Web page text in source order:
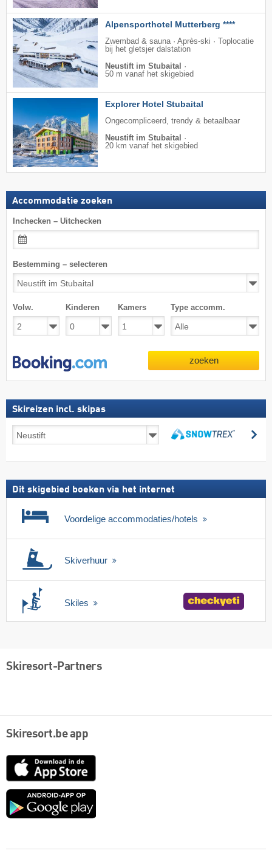
Alpensporthotel Mutterberg ****
Zwembad & sauna · Après-ski · Toplocatie
bij het gletsjer dalstation
Neustift im Stubaital ·
50 m vanaf het skigebied
Explorer Hotel Stubaital
Ongecompliceerd, trendy & betaalbaar
Neustift im Stubaital ·
20 km vanaf het skigebied
Accommodatie zoeken
Inchecken – Uitchecken
Bestemming – selecteren
Volw. Kinderen Kamers Type accomm.
zoeken
Skireizen incl. skipas
Skireizen
incl.
Dit skigebied boeken via het internet
Voordelige accommodaties/hotels
Skiverhuur
Skiles
Skiresort-Partners
Skiresort.be app